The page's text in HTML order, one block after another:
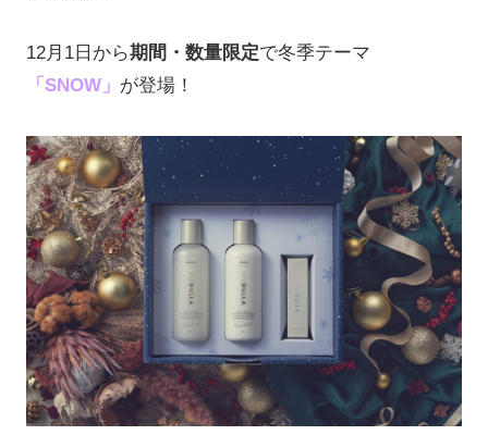
12月1日から期間・数量限定で冬季テーマ
「SNOW」 が登場！